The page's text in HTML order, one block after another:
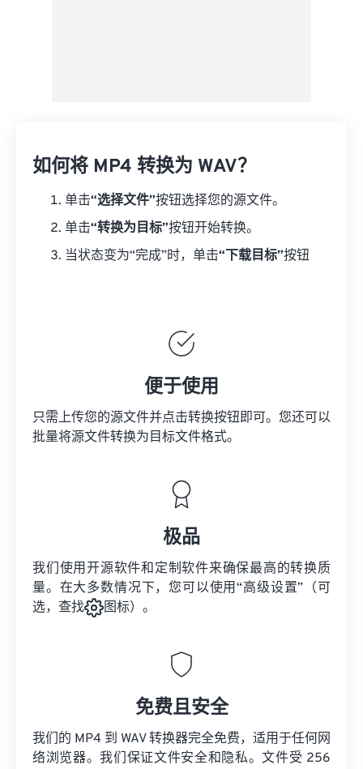
如何将 MP4 转换为 WAV？
单击“选择文件”按钮选择您的源文件。
单击“转换为目标”按钮开始转换。
当状态变为“完成”时，单击“下载目标”按钮
便于使用
只需上传您的源文件并点击转换按钮即可。您还可以
批量将源文件转换为目标文件格式。
极品
我们使用开源软件和定制软件来确保最高的转换质
量。在大多数情况下，您可以使用“高级设置”（可
选，查找
图标）。
免费且安全
我们的 MP4 到 WAV 转换器完全免费，适用于任何网
络浏览器。我们保证文件安全和隐私。文件受 256